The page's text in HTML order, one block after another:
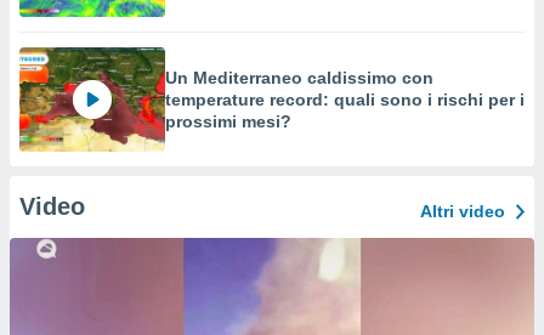
Un Mediterraneo caldissimo con
temperature record: quali sono i rischi per i
prossimi mesi?
Video Altri video